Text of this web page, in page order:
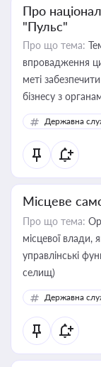
Про
"Пульс"
Про що тема:
впровадження
меті
бізнесу з
Державна
Місцеве
Про що тема:
місцевої влади,
управлінські
селищ)
Державна